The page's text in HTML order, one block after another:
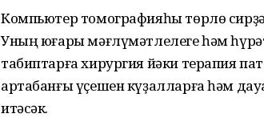
Компьютер томографияһы төрлө
Уның юғары мәғлүмәтлелеге һәм
табиптарға хирургия йәки терапия
артабанғы үҫешен күҙалларға һәм
итәсәк.